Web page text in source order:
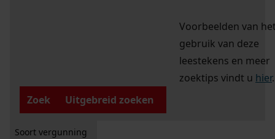
Voorbeelden van
gebruik van deze
leestekens en meer
zoektips vindt u hier.
Zoek
Uitgebreid zoeken
Soort vergunning